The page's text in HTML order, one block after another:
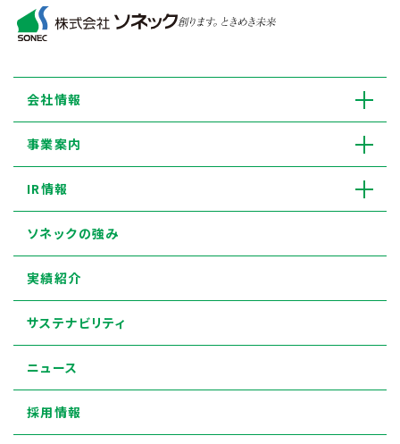
会社情報
事業案内
IR情報
サステナビリティ
ニュース
採用情報
ソネックの強み
実績紹介